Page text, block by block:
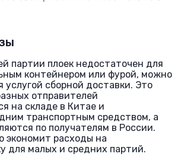
партии плоек недостаточен для
контейнером или фурой, можно
услугой сборной доставки. Это
отправителей
на складе в Китае и
транспортным средством, а
по получателям в России.
экономит расходы на
для малых и средних партий.